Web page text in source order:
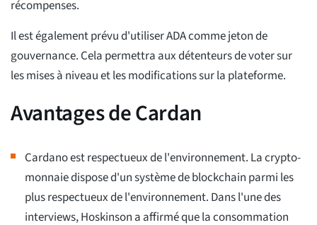
récompenses.
Il est également prévu d'utiliser ADA comme jeton de
gouvernance. Cela permettra aux détenteurs de voter sur
les mises à niveau et les modifications sur la plateforme.
Avantages de Cardan
Cardano est respectueux de l'environnement. La crypto-
monnaie dispose d'un système de blockchain parmi les
plus respectueux de l'environnement. Dans l'une des
interviews, Hoskinson a affirmé que la consommation